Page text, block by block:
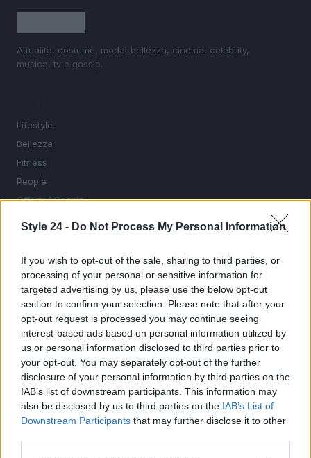
Style 24 - Do Not Process My Personal Information
If you wish to opt-out of the sale, sharing to third parties, or
processing of your personal or sensitive information for
targeted advertising by us, please use the below opt-out
section to confirm your selection. Please note that after your
opt-out request is processed you may continue seeing
interest-based ads based on personal information utilized by
us or personal information disclosed to third parties prior to
your opt-out. You may separately opt-out of the further
disclosure of your personal information by third parties on the
IAB’s list of downstream participants. This information may
also be disclosed by us to third parties on the IAB’s List of
Downstream Participants that may further disclose it to other
Attualità, costume, moda, bellezza, cinema, celebrity,
musica, tv e gossip.
Lifestyle
Bellezza
Fitness
People
Offerte&Consigli
Contattaci
LEGALE
Cookie Policy
Note legali
style24.it è una proprietà di AdHub Media S.r.l. — REA 2729933
Tutti i diritti riservati